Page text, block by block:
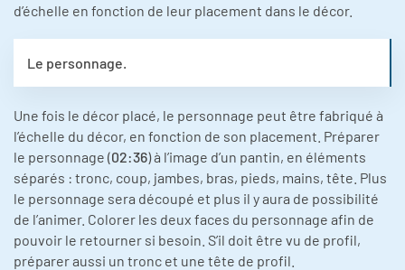
d’échelle en fonction de leur placement dans le décor.
Le personnage.
Une fois le décor placé, le personnage peut être fabriqué à
l’échelle du décor, en fonction de son placement. Préparer
le personnage (02:36) à l’image d’un pantin, en éléments
séparés : tronc, coup, jambes, bras, pieds, mains, tête. Plus
le personnage sera découpé et plus il y aura de possibilité
de l’animer. Colorer les deux faces du personnage afin de
pouvoir le retourner si besoin. S’il doit être vu de profil,
préparer aussi un tronc et une tête de profil.